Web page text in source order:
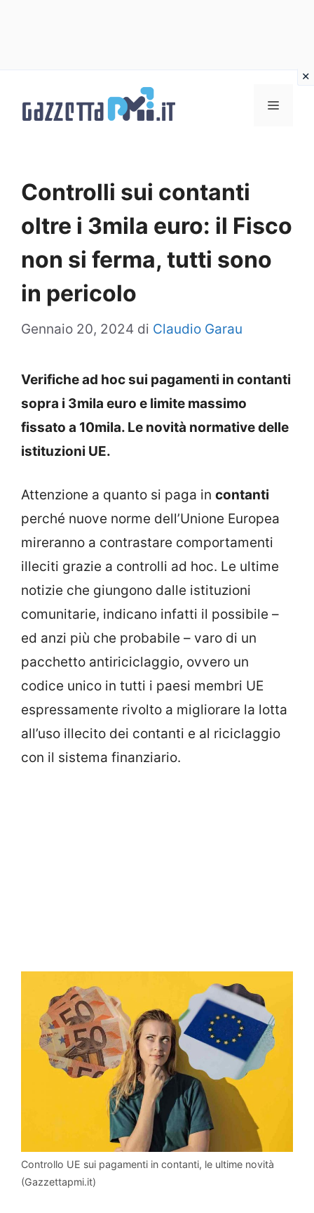
Menu
Controlli sui contanti
oltre i 3mila euro: il Fisco
non si ferma, tutti sono
in pericolo
Gennaio 20, 2024 di Claudio Garau
Verifiche ad hoc sui pagamenti in contanti
sopra i 3mila euro e limite massimo
fissato a 10mila. Le novità normative delle
istituzioni UE.
Attenzione a quanto si paga in contanti
perché nuove norme dell’Unione Europea
mireranno a contrastare comportamenti
illeciti grazie a controlli ad hoc. Le ultime
notizie che giungono dalle istituzioni
comunitarie, indicano infatti il possibile –
ed anzi più che probabile – varo di un
pacchetto antiriciclaggio, ovvero un
codice unico in tutti i paesi membri UE
espressamente rivolto a migliorare la lotta
all’uso illecito dei contanti e al riciclaggio
con il sistema finanziario.
Controllo UE sui pagamenti in contanti, le ultime novità
(Gazzettapmi.it)